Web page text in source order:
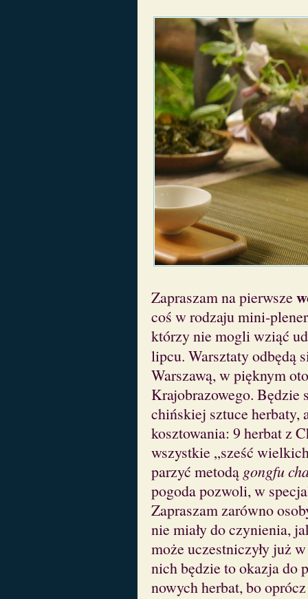
Zapraszam na pierwsze
coś w rodzaju mini-
którzy nie mogli wziąć
lipcu. Warsztaty odbędą
Warszawą, w pięknym
Krajobrazowego. Będzie
chińskiej sztuce herbaty,
kosztowania: 9 herbat z
wszystkie „sześć
parzyć metodą gongfu
pogoda pozwoli, w
Zapraszam zarówno
nie miały do czynienia,
może uczestniczyły już
nich będzie to okazja do
nowych herbat, bo